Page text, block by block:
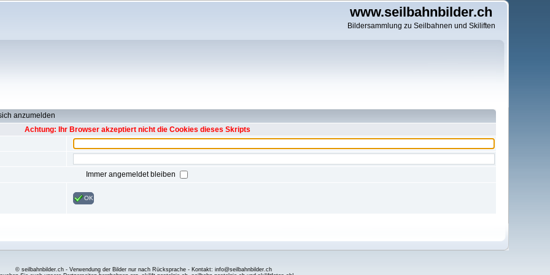
www.seilbahnbilder.ch
Bildersammlung zu Seilbahnen und Skiliften
anzumelden
Achtung: Ihr Browser akzeptiert nicht die Cookies dieses Skripts
Immer angemeldet bleiben
OK
© seilbahnbilder.ch - Verwendung der Bilder nur nach Rücksprache - Kontakt: info@seilbahnbilder.ch